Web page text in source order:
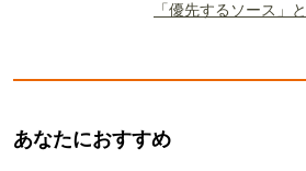
「優先するソース」
あなたにおすすめ